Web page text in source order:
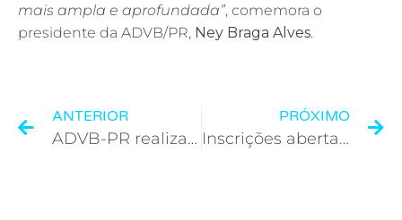
mais ampla e aprofundada”, comemora o
presidente da ADVB/PR, Ney Braga Alves.
ANTERIOR
ADVB-PR realiza network 100% online e gratuito
PRÓXIMO
Inscrições abertas para a 49ª edição do Top de Marketing ADVB-PR